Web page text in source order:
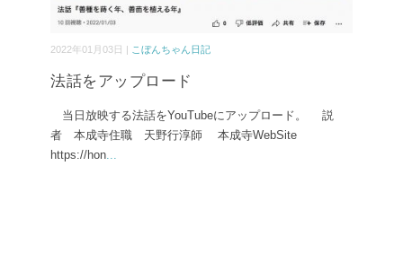
2022年01月03日 | こぼんちゃん日記
法話をアップロード
当日放映する法話をYouTubeにアップロード。 説
者 本成寺住職 天野行淳師 本成寺WebSite
https://hon...